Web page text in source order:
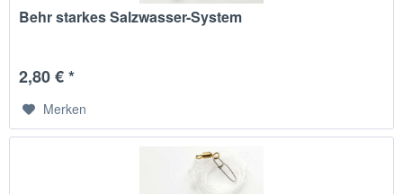
Behr starkes Salzwasser-System
2,80 € *
Merken